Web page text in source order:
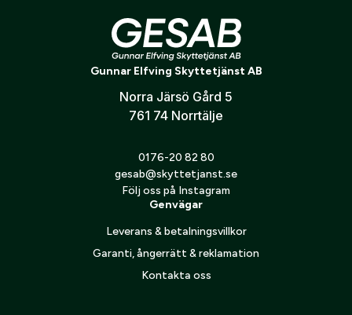
Snabb demontering och återmontering
Passar jakt och sportskytte
Om du inte hittar rätt montage eller rätt höjd för ditt
kikarsikte är du alltid välkommen att kontakta oss så
hjälper vi dig att hitta rätt lösning för just ditt vapen och
Gunnar Elfving Skyttetjänst AB
Norra Järsö Gård 5
761 74 Norrtälje
0176-20 82 80
gesab@skyttetjanst.se
Följ oss på Instagram
Genvägar
Leverans & betalningsvillkor
Garanti, ångerrätt & reklamation
Kontakta oss